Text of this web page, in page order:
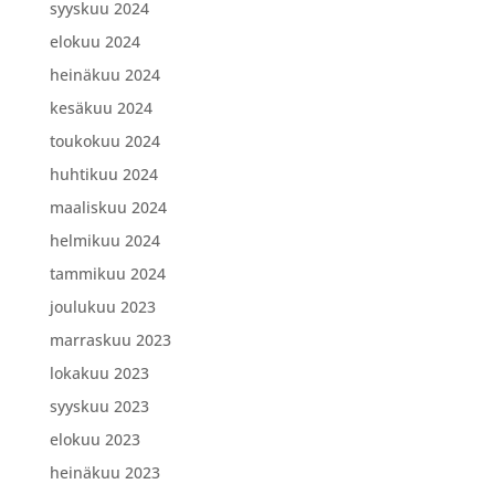
syyskuu 2024
elokuu 2024
heinäkuu 2024
kesäkuu 2024
toukokuu 2024
huhtikuu 2024
maaliskuu 2024
helmikuu 2024
tammikuu 2024
joulukuu 2023
marraskuu 2023
lokakuu 2023
syyskuu 2023
elokuu 2023
heinäkuu 2023